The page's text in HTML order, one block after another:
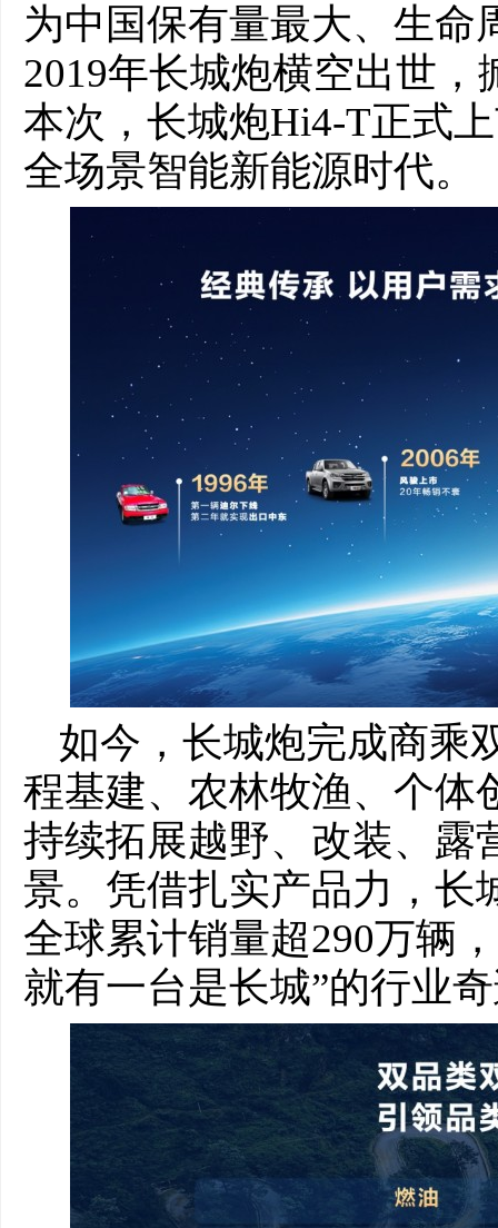
为中国保有量最大、生命
2019年长城炮横空出世
本次，长城炮Hi4-T正式
全场景智能新能源时代。
如今，长城炮完成商乘
程基建、农林牧渔、个体
持续拓展越野、改装、露
景。凭借扎实产品力，长
全球累计销量超290万辆
就有一台是长城”的行业